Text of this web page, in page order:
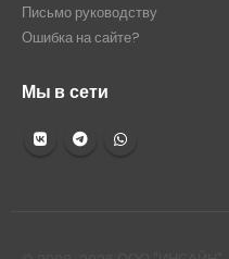
Письмо руководству
Ошибка на сайте?
Мы в сети